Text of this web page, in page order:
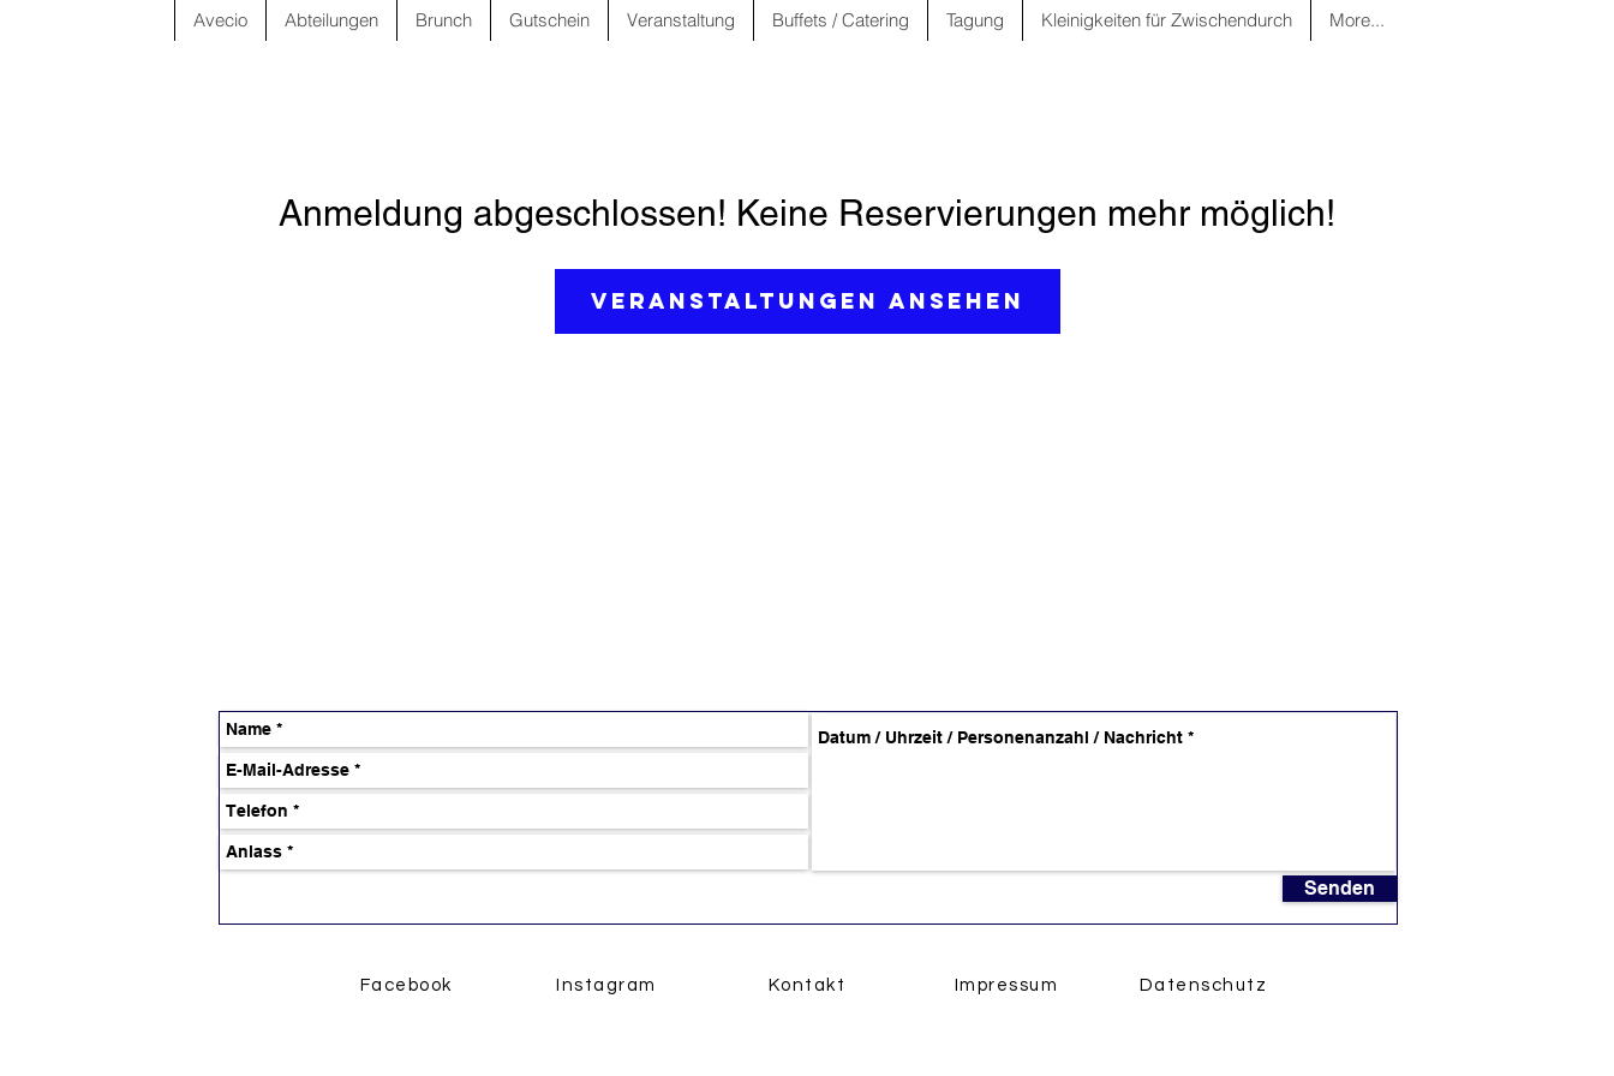
Avecio Abteilungen Brunch Gutschein Veranstaltung Buffets / Catering Tagung Kleinigkeiten für Zwischendurch More...
Anmeldung abgeschlossen! Keine Reservierungen mehr möglich!
Veranstaltungen ansehen
Senden
Facebook Instagram Kontakt Impressum Datenschutz